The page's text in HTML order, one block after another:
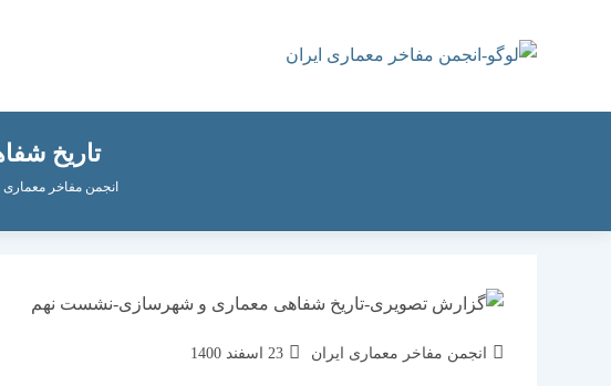
تاریخ
انجمن مفاخر معماری
نویسندهٔ
انجمن مفاخر معماری ایران
نوشته
23 اسفند 1400